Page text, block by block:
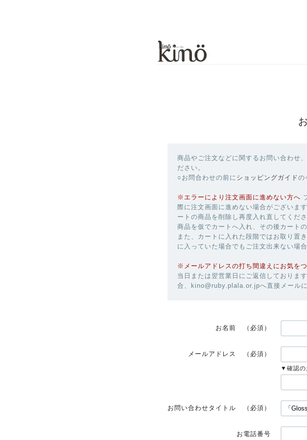
商品やご注文などに関するお問い合わせ
ださい。
○お問合わせの前に ショッピングガイドの
※エラーにより注文画面に進めない方へ
際に注文画面に進めない場合がございま
ートの商品を削除し再度入れ直してくだ
商品を仮でカートへ入れ、その後カート
また、カートに入れた段階ではお取り置
に入っていた場合でもご注文出来ない場
※メールアドレスの打ち間違えにお気をつ
当日または翌営業日にご返信しておりま
合、kino@ruby.plala.or.jpへ直接メール
お名前 （必須）
メールアドレス （必須）
▼確認の
お問い合わせタイトル （必須）
お電話番号